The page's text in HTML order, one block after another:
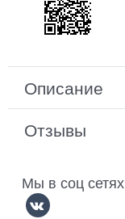
Описание
Отзывы
Мы в соц сетях